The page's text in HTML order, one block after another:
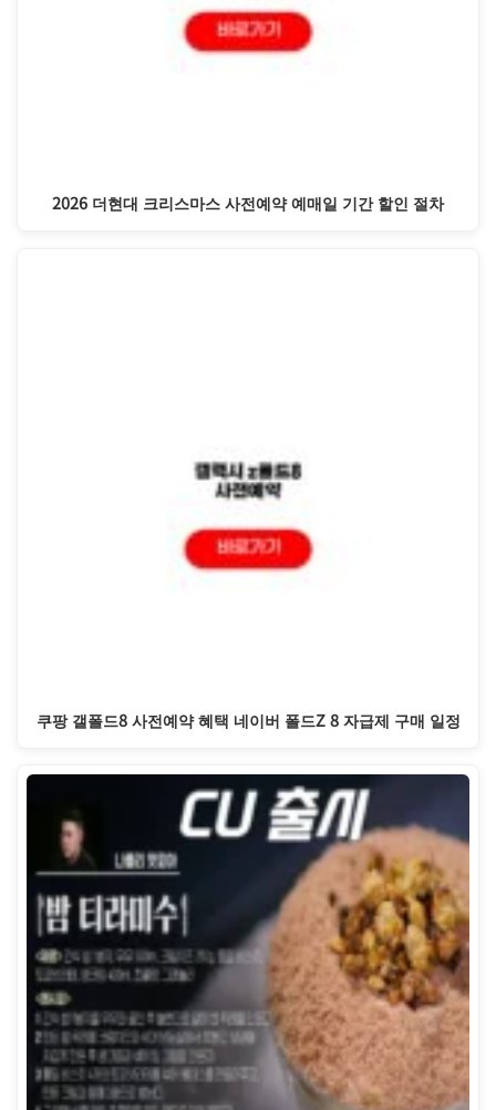
2026 더현대 크리스마스 사전예약 예매일 기간 할인 절차
쿠팡 갤폴드8 사전예약 혜택 네이버 폴드Z 8 자급제 구매 일정